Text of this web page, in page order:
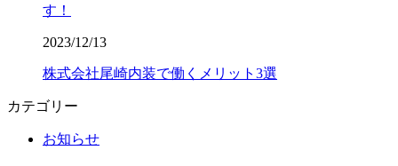
す！
2023/12/13
株式会社尾崎内装で働くメリット3選
カテゴリー
お知らせ